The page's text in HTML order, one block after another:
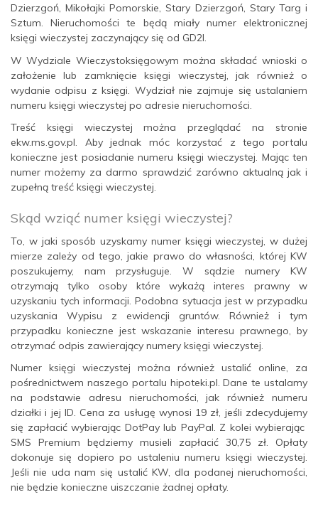
Dzierzgoń, Mikołajki Pomorskie, Stary Dzierzgoń, Stary Targ i
Sztum. Nieruchomości te będą miały numer elektronicznej
księgi wieczystej zaczynający się od GD2I.
W Wydziale Wieczystoksięgowym można składać wnioski o
założenie lub zamknięcie księgi wieczystej, jak również o
wydanie odpisu z księgi. Wydział nie zajmuje się ustalaniem
numeru księgi wieczystej po adresie nieruchomości.
Treść księgi wieczystej można przeglądać na stronie
ekw.ms.gov.pl. Aby jednak móc korzystać z tego portalu
konieczne jest posiadanie numeru księgi wieczystej. Mając ten
numer możemy za darmo sprawdzić zarówno aktualną jak i
zupełną treść księgi wieczystej.
Skąd wziąć numer księgi wieczystej?
To, w jaki sposób uzyskamy numer księgi wieczystej, w dużej
mierze zależy od tego, jakie prawo do własności, której KW
poszukujemy, nam przysługuje. W sądzie numery KW
otrzymają tylko osoby które wykażą interes prawny w
uzyskaniu tych informacji. Podobna sytuacja jest w przypadku
uzyskania Wypisu z ewidencji gruntów. Również i tym
przypadku konieczne jest wskazanie interesu prawnego, by
otrzymać odpis zawierający numery księgi wieczystej.
Numer księgi wieczystej można również ustalić online, za
pośrednictwem naszego portalu hipoteki.pl. Dane te ustalamy
na podstawie adresu nieruchomości, jak również numeru
działki i jej ID. Cena za usługę wynosi 19 zł, jeśli zdecydujemy
się zapłacić wybierając DotPay lub PayPal. Z kolei wybierając
SMS Premium będziemy musieli zapłacić 30,75 zł. Opłaty
dokonuje się dopiero po ustaleniu numeru księgi wieczystej.
Jeśli nie uda nam się ustalić KW, dla podanej nieruchomości,
nie będzie konieczne uiszczanie żadnej opłaty.